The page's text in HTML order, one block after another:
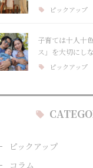
ピックアップ
子育ては十人十
ス」を大切にし
ピックアップ
ピックアップ
コラム